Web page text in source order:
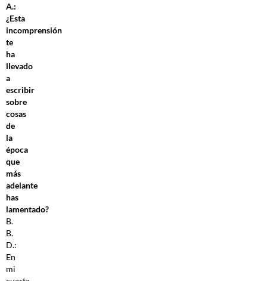
A.:
¿Esta
incomprensión
te
ha
llevado
a
escribir
sobre
cosas
de
la
época
que
más
adelante
has
lamentado?
B.
B.
D.:
En
mi